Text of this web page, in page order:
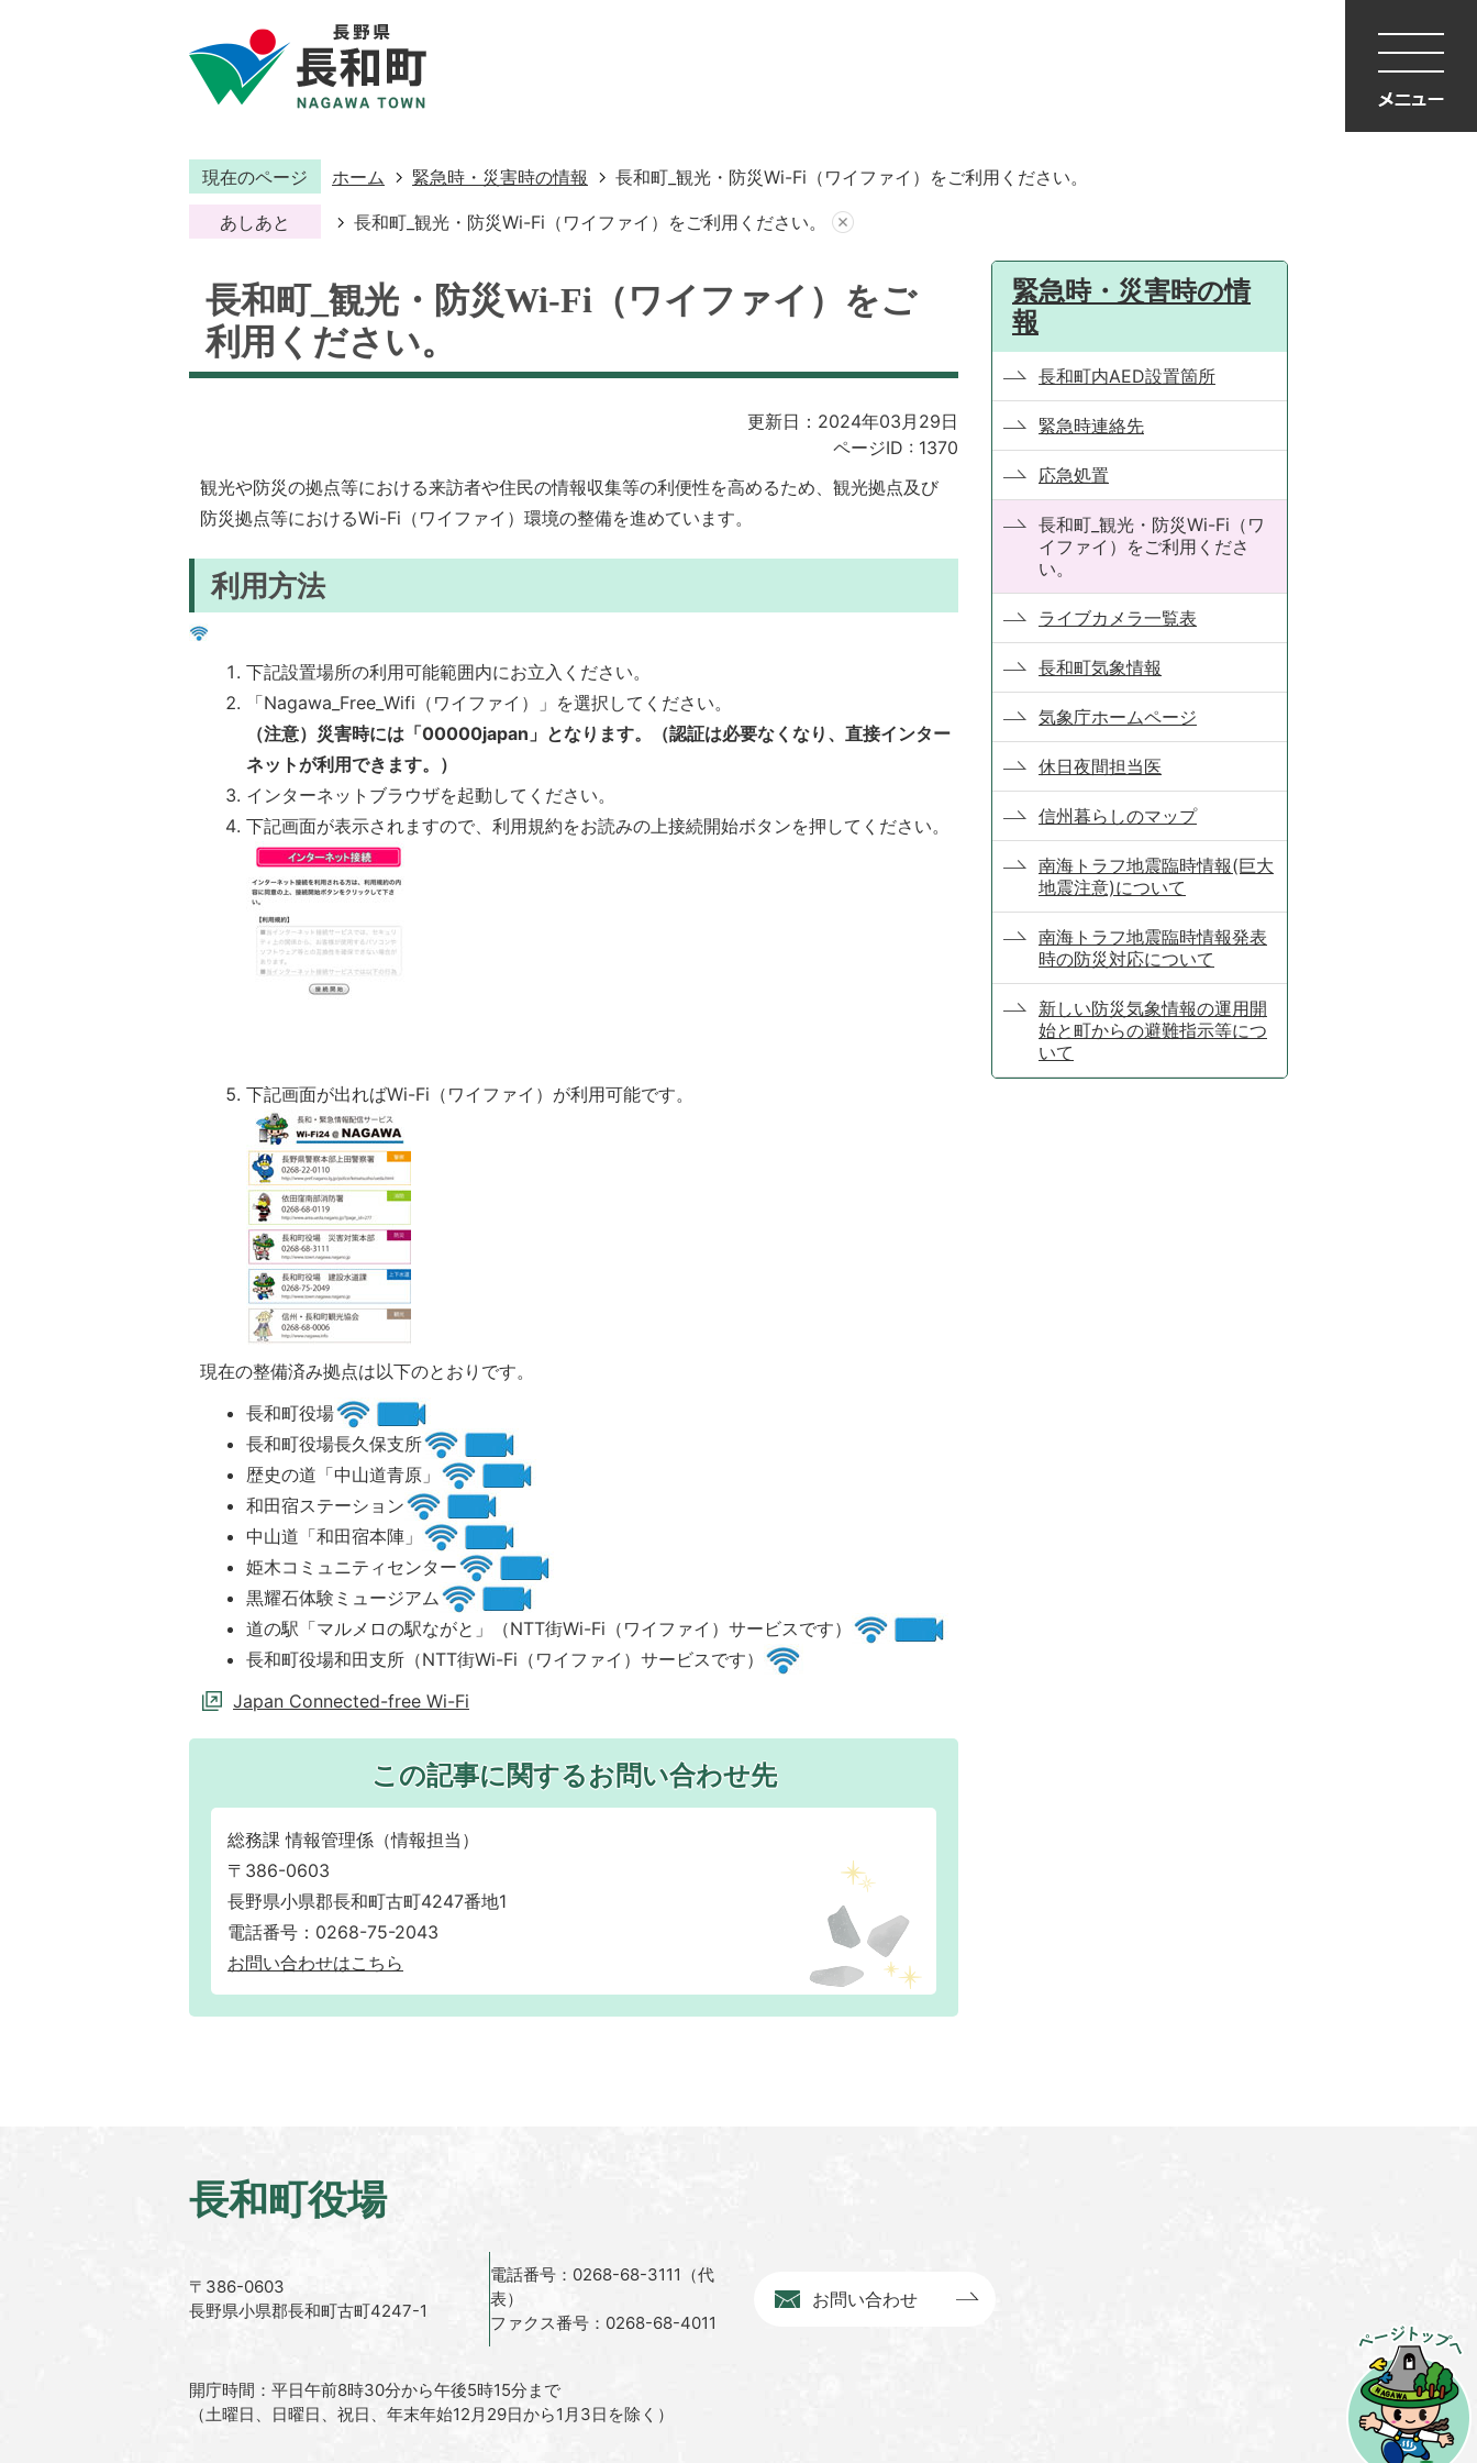
現在のページ ホーム 緊急時・災害時の情報 長和町_観光・防災Wi-Fi（ワイファイ）をご利用ください。
あしあと 長和町_観光・防災Wi-Fi（ワイファイ）をご利用ください。
長和町_観光・防災Wi-Fi（ワイファイ）をご
利用ください。
更新日：2024年03月29日
ページID : 1370
観光や防災の拠点等における来訪者や住民の情報収集等の利便性を高めるため、観光拠点及び
防災拠点等におけるWi-Fi（ワイファイ）環境の整備を進めています。
利用方法
下記設置場所の利用可能範囲内にお立入ください。
「Nagawa_Free_Wifi（ワイファイ）」を選択してください。
（注意）災害時には「00000japan」となります。（認証は必要なくなり、直接インター
ネットが利用できます。）
インターネットブラウザを起動してください。
下記画面が表示されますので、利用規約をお読みの上接続開始ボタンを押してください。
下記画面が出ればWi-Fi（ワイファイ）が利用可能です。
現在の整備済み拠点は以下のとおりです。
長和町役場
長和町役場長久保支所
歴史の道「中山道青原」
和田宿ステーション
中山道「和田宿本陣」
姫木コミュニティセンター
黒耀石体験ミュージアム
道の駅「マルメロの駅ながと」（NTT街Wi-Fi（ワイファイ）サービスです）
長和町役場和田支所（NTT街Wi-Fi（ワイファイ）サービスです）
Japan Connected-free Wi-Fi
この記事に関するお問い合わせ先
総務課 情報管理係（情報担当）
〒386-0603
長野県小県郡長和町古町4247番地1
電話番号：0268-75-2043
お問い合わせはこちら
緊急時・災害時の情
報
長和町内AED設置箇所
緊急時連絡先
応急処置
長和町_観光・防災Wi-Fi（ワ
イファイ）をご利用くださ
い。
ライブカメラ一覧表
長和町気象情報
気象庁ホームページ
休日夜間担当医
信州暮らしのマップ
南海トラフ地震臨時情報(巨大
地震注意)について
南海トラフ地震臨時情報発表
時の防災対応について
新しい防災気象情報の運用開
始と町からの避難指示等につ
いて
長和町役場
〒386-0603
長野県小県郡長和町古町4247-1
電話番号：0268-68-3111（代
表）
ファクス番号：0268-68-4011
お問い合わせ
開庁時間：平日午前8時30分から午後5時15分まで
（土曜日、日曜日、祝日、年末年始12月29日から1月3日を除く）
ペ
ジ
ト